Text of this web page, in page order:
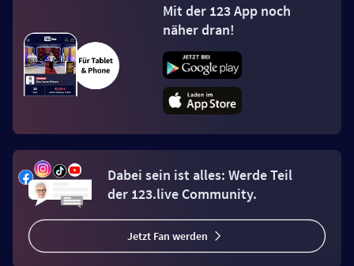
Mit der 123 App noch
näher dran!
Dabei sein ist alles: Werde Teil
der 123.live Community.
Jetzt Fan werden